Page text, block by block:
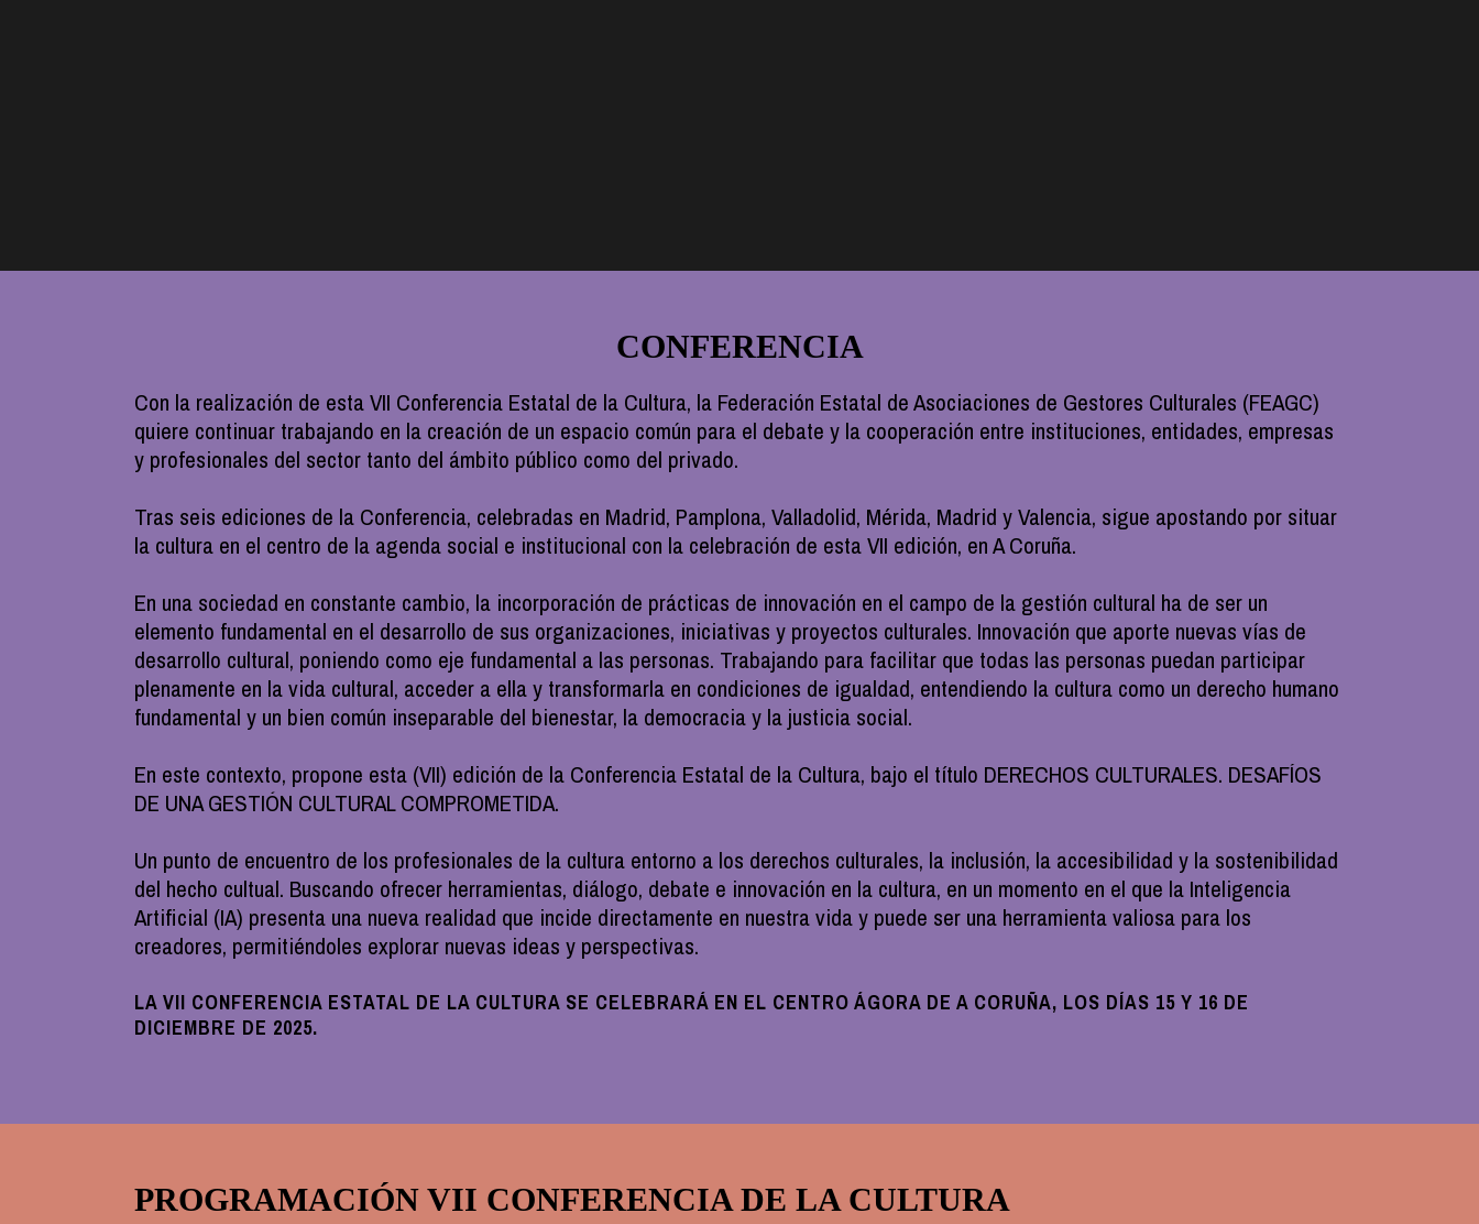
CONFERENCIA
Con la realización de esta VII Conferencia Estatal de la Cultura, la Federación Estatal de Asociaciones de Gestores Culturales (FEAGC)
quiere continuar trabajando en la creación de un espacio común para el debate y la cooperación entre instituciones, entidades, empresas
y profesionales del sector tanto del ámbito público como del privado.
Tras seis ediciones de la Conferencia, celebradas en Madrid, Pamplona, Valladolid, Mérida, Madrid y Valencia, sigue apostando por situar
la cultura en el centro de la agenda social e institucional con la celebración de esta VII edición, en A Coruña.
En una sociedad en constante cambio, la incorporación de prácticas de innovación en el campo de la gestión cultural ha de ser un
elemento fundamental en el desarrollo de sus organizaciones, iniciativas y proyectos culturales. Innovación que aporte nuevas vías de
desarrollo cultural, poniendo como eje fundamental a las personas. Trabajando para facilitar que todas las personas puedan participar
plenamente en la vida cultural, acceder a ella y transformarla en condiciones de igualdad, entendiendo la cultura como un derecho humano
fundamental y un bien común inseparable del bienestar, la democracia y la justicia social.
En este contexto, propone esta (VII) edición de la Conferencia Estatal de la Cultura, bajo el título DERECHOS CULTURALES. DESAFÍOS
DE UNA GESTIÓN CULTURAL COMPROMETIDA.
Un punto de encuentro de los profesionales de la cultura entorno a los derechos culturales, la inclusión, la accesibilidad y la sostenibilidad
del hecho cultual. Buscando ofrecer herramientas, diálogo, debate e innovación en la cultura, en un momento en el que la Inteligencia
Artificial (IA) presenta una nueva realidad que incide directamente en nuestra vida y puede ser una herramienta valiosa para los
creadores, permitiéndoles explorar nuevas ideas y perspectivas.
LA VII CONFERENCIA ESTATAL DE LA CULTURA SE CELEBRARÁ EN EL CENTRO ÁGORA DE A CORUÑA, LOS DÍAS 15 Y 16 DE
DICIEMBRE DE 2025.
PROGRAMACIÓN VII CONFERENCIA DE LA CULTURA